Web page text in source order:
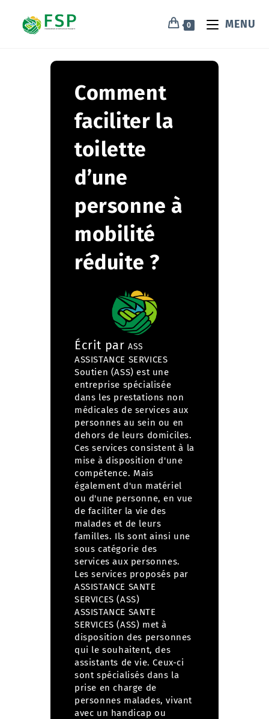
0 MENU
Comment
faciliter la
toilette
d’une
personne à
mobilité
réduite ?
Écrit par ASS
ASSISTANCE SERVICES
Soutien (ASS) est une
entreprise spécialisée
dans les prestations non
médicales de services aux
personnes au sein ou en
dehors de leurs domiciles.
Ces services consistent à la
mise à disposition d'une
compétence. Mais
également d'un matériel
ou d'une personne, en vue
de faciliter la vie des
malades et de leurs
familles. Ils sont ainsi une
sous catégorie des
services aux personnes.
Les services proposés par
ASSISTANCE SANTE
SERVICES (ASS)
ASSISTANCE SANTE
SERVICES (ASS) met à
disposition des personnes
qui le souhaitent, des
assistants de vie. Ceux-ci
sont spécialisés dans la
prise en charge de
personnes malades, vivant
avec un handicap ou